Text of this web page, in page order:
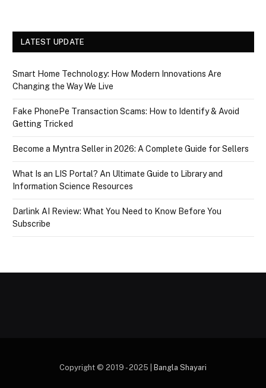
LATEST UPDATE
Smart Home Technology: How Modern Innovations Are
Changing the Way We Live
Fake PhonePe Transaction Scams: How to Identify & Avoid
Getting Tricked
Become a Myntra Seller in 2026: A Complete Guide for Sellers
What Is an LIS Portal? An Ultimate Guide to Library and
Information Science Resources
Darlink AI Review: What You Need to Know Before You
Subscribe
Copyright © 2019 - 2025 | Bangla Shayari